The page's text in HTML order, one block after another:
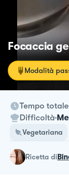
Focaccia
Modalità
Tempo totale
Difficoltà
Vegetariana
ricetta di